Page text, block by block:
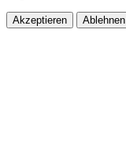
Akzeptieren Ablehnen